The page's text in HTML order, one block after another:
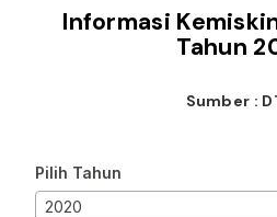
Informasi
Tahun
Sumber :
Pilih Tahun
2020